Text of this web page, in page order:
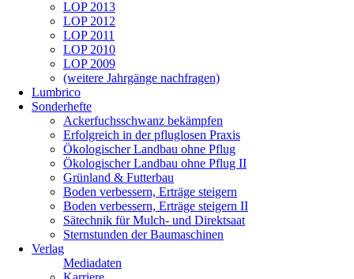
LOP 2013
LOP 2012
LOP 2011
LOP 2010
LOP 2009
(weitere Jahrgänge nachfragen)
Lumbrico
Sonderhefte
Ackerfuchsschwanz bekämpfen
Erfolgreich in der pfluglosen Praxis
Ökologischer Landbau ohne Pflug
Ökologischer Landbau ohne Pflug II
Grünland & Futterbau
Boden verbessern, Erträge steigern
Boden verbessern, Erträge steigern II
Sätechnik für Mulch- und Direktsaat
Sternstunden der Baumaschinen
Verlag
Mediadaten